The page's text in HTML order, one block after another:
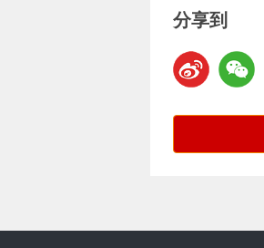
分享到